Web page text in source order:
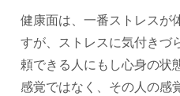
健康面は、一番ストレスが
すが、ストレスに気付きづ
頼できる人にもし心身の状
感覚ではなく、その人の感